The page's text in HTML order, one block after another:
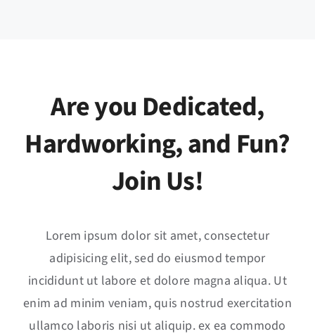
Are you Dedicated,
Hardworking, and Fun?
Join Us!
Lorem ipsum dolor sit amet, consectetur
adipisicing elit, sed do eiusmod tempor
incididunt ut labore et dolore magna aliqua. Ut
enim ad minim veniam, quis nostrud exercitation
ullamco laboris nisi ut aliquip. ex ea commodo